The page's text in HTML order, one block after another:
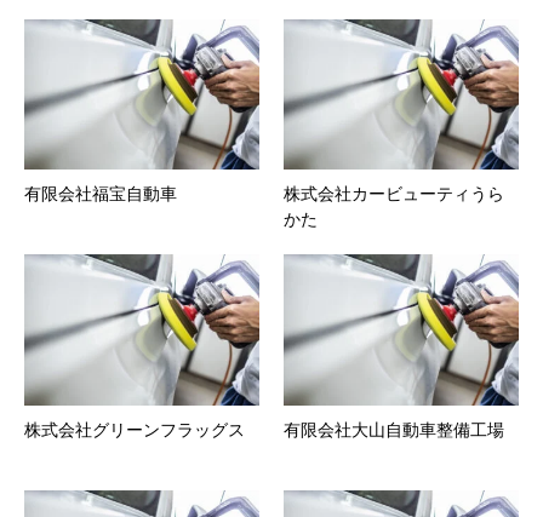
有限会社福宝自動車
株式会社カービューティうら
かた
株式会社グリーンフラッグス 有限会社大山自動車整備工場